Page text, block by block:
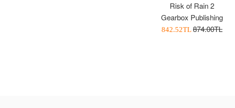
Risk of Rain 2
Gearbox Publishing
İndirimli
842.52TLNormal
874.00TL